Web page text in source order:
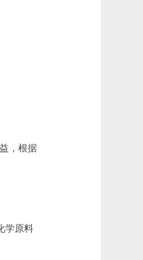
，根据
学原料